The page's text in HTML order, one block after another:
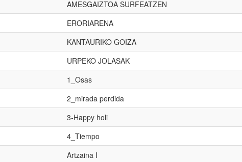
AMESGAIZTOA SURFEATZEN
ERORIARENA
KANTAURIKO GOIZA
URPEKO JOLASAK
1_Osas
2_mirada perdida
3-Happy holi
4_Tiempo
Artzaina I